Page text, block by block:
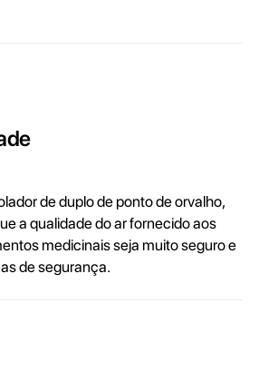
de duplo de ponto de orvalho,
a qualidade do ar fornecido aos
medicinais seja muito seguro e
de segurança.